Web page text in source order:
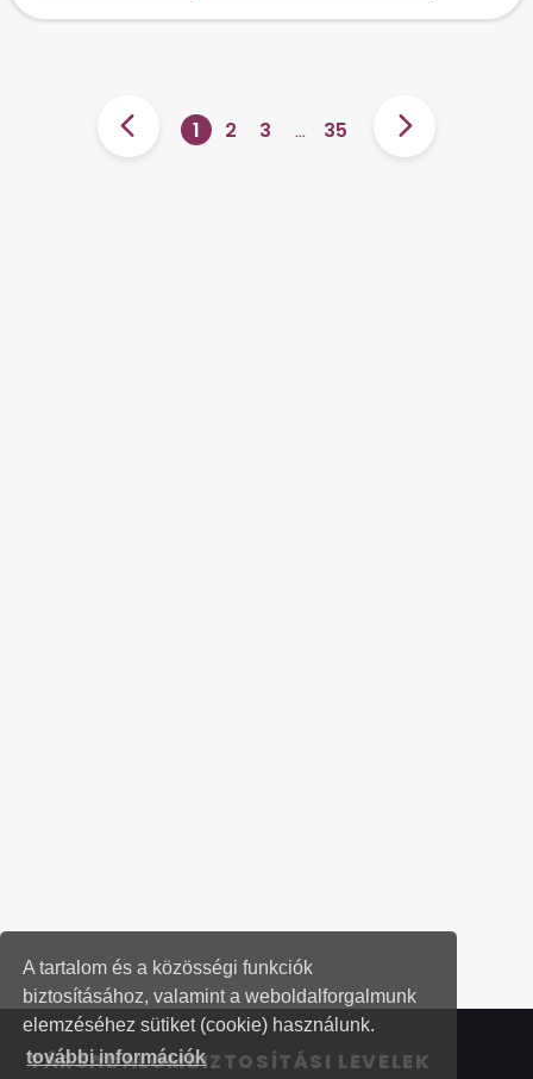
A tartalom és a közösségi funkciók
biztosításához, valamint a weboldalforgalmunk
elemzéséhez sütiket (cookie) használunk.
további információk
1 2 3 … 35
TÁRSADALOMBIZTOSÍTÁSI LEVELEK